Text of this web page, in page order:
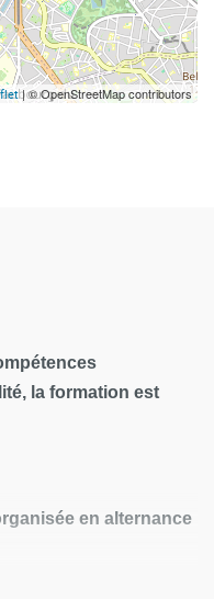
| © OpenStreetMap contributors
la formation est
en alternance